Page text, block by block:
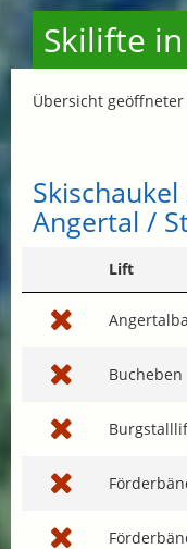
Skilifte
Übersicht
Angertal /
Lift
Bucheben